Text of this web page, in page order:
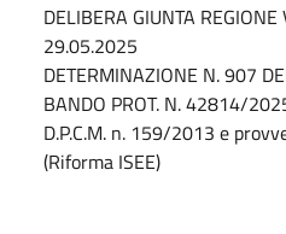
DELIBERA GIUNTA
29.05.2025
DETERMINAZIONE N. 907
BANDO PROT. N. 42814/
D.P.C.M. n. 159/2013 e
(Riforma ISEE)